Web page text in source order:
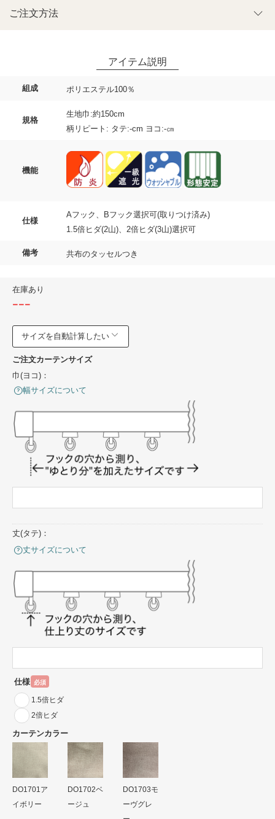
組成 ポリエステル100％
規格
生地巾:約150cm
柄リピート: タテ:-cm ヨコ:-㎝
機能
仕様
Aフック、Bフック選択可(取りつけ済み)
1.5倍ヒダ(2山)、2倍ヒダ(3山)選択可
備考 共布のタッセルつき
在庫あり
---
サイズを自動計算したい
ご注文カーテンサイズ
巾(ヨコ)：
幅サイズについて
丈(タテ)：
丈サイズについて
仕様 必須
1.5倍ヒダ
2倍ヒダ
カーテンカラー
DO1701ア
イボリー
DO1702ベ
ージュ
DO1703モ
ーヴグレ
ご注文方法